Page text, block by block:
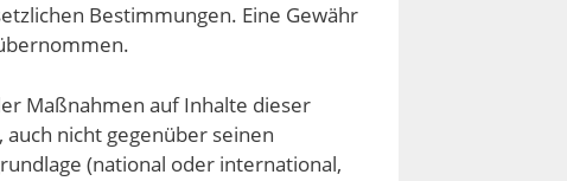
Bestimmungen. Eine Gewähr
Maßnahmen auf Inhalte dieser
nicht gegenüber seinen
(national oder international,